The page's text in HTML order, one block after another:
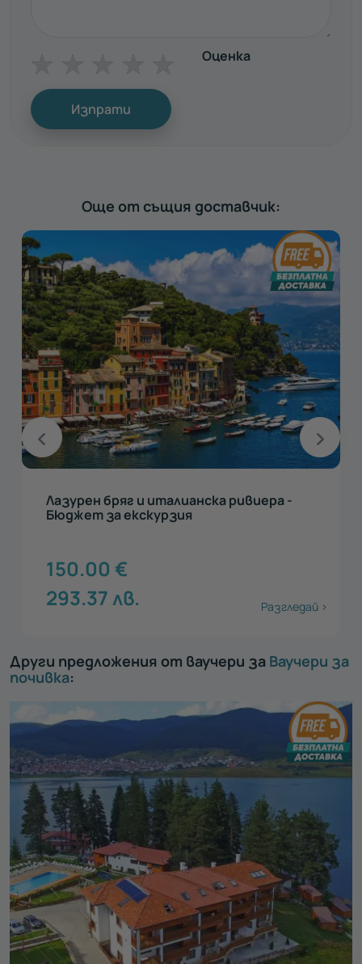
Оценка
Изпрати
Още от същия доставчик:
Магията на Амалфийската ривиера –
бюджет за екскурзия
150.00 €
293.37лв. Разгледай >
Други предложения от ваучери за Ваучери за
почивка: